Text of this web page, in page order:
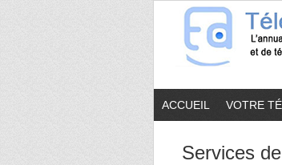
ACCUEIL VOTRE
Services